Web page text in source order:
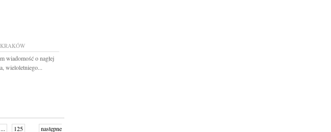
KRAKÓW
wiadomość o nagłej
wieloletniego...
... 125 następne